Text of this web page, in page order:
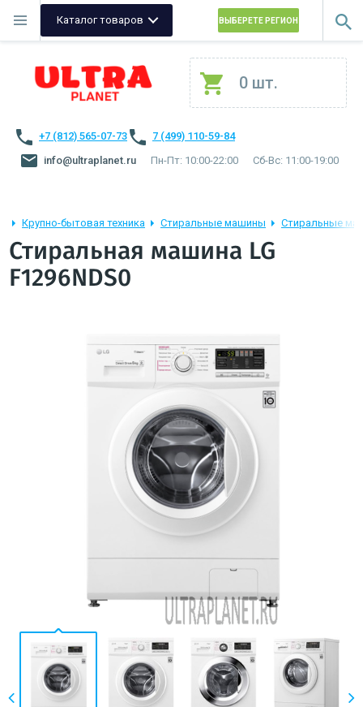
Каталог товаров ВЫБЕРЕТЕ РЕГИОН
0 шт.
+7 (812) 565-07-73
7 (499) 110-59-84
info@ultraplanet.ru
Пн-Пт: 10:00-22:00 Сб-Вс: 11:00-19:00
Крупно-бытовая техника Стиральные машины Стиральные
Стиральная машина LG
F1296NDS0